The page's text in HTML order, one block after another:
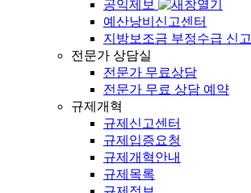
공익제보
예산낭비신고센터
지방보조금 부정수급 신고
전문가 상담실
전문가 무료상담
전문가 무료 상담 예약
규제개혁
규제신고센터
규제입증요청
규제개혁안내
규제목록